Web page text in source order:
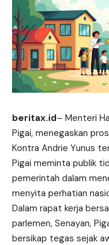
beritax.id– Menteri
Pigai, menegaskan
Kontra Andrie Yunus
Pigai meminta publik
pemerintah dalam
menyita perhatian
Dalam rapat kerja
parlemen, Senayan,
bersikap tegas sejak